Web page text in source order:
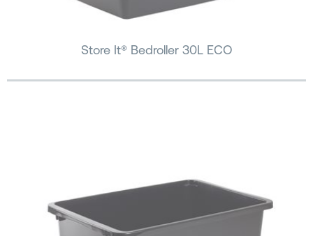
Store It® Bedroller 30L ECO